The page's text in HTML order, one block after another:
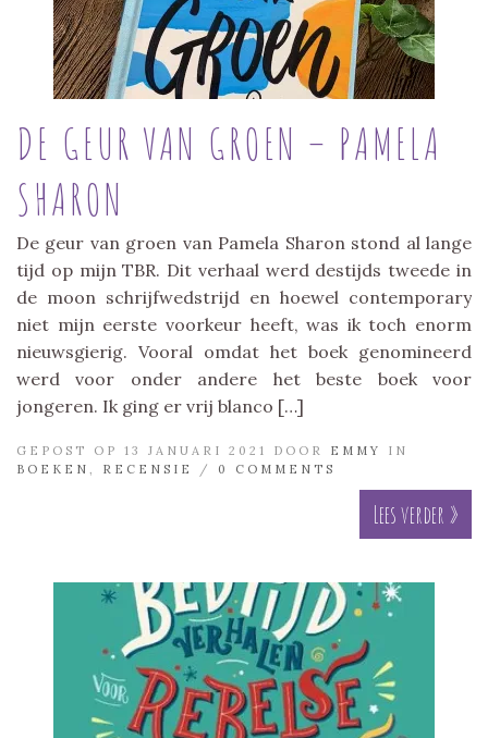
DE GEUR VAN GROEN – PAMELA
SHARON
De geur van groen van Pamela Sharon stond al lange
tijd op mijn TBR. Dit verhaal werd destijds tweede in
de moon schrijfwedstrijd en hoewel contemporary
niet mijn eerste voorkeur heeft, was ik toch enorm
nieuwsgierig. Vooral omdat het boek genomineerd
werd voor onder andere het beste boek voor
jongeren. Ik ging er vrij blanco […]
GEPOST OP 13 JANUARI 2021 DOOR EMMY
IN
BOEKEN
RECENSIE / 0 COMMENTS
Lees verder »